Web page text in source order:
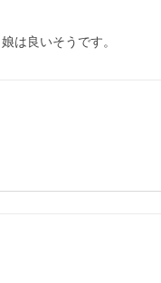
は良いそうです。